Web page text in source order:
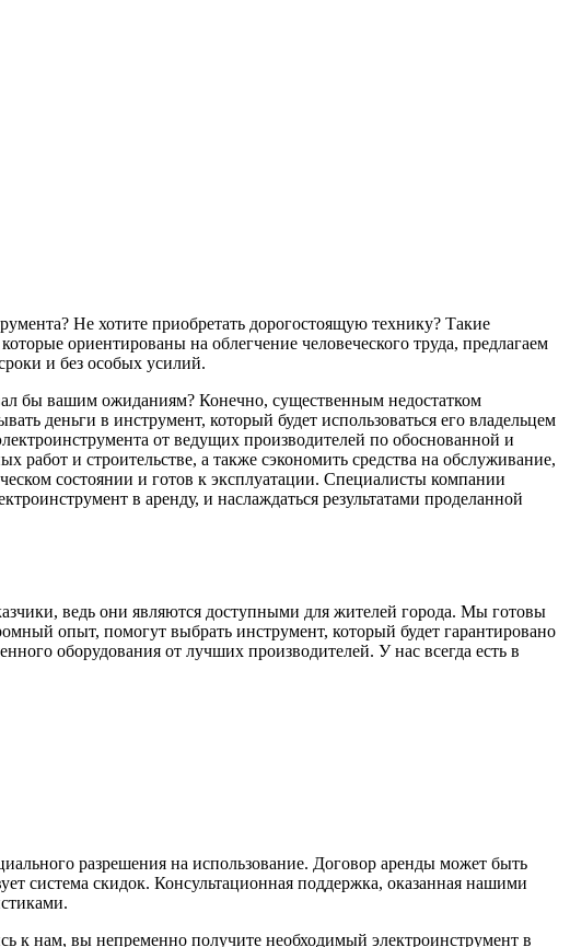
Не хотите приобретать дорогостоящую технику? Такие
ориентированы на облегчение человеческого труда, предлагаем
и без особых усилий.
бы вашим ожиданиям? Конечно, существенным недостатком
деньги в инструмент, который будет использоваться его владельцем
от ведущих производителей по обоснованной и
и строительстве, а также сэкономить средства на обслуживание,
состоянии и готов к эксплуатации. Специалисты компании
в аренду, и наслаждаться результатами проделанной
ведь они являются доступными для жителей города. Мы готовы
опыт, помогут выбрать инструмент, который будет гарантировано
оборудования от лучших производителей. У нас всегда есть в
разрешения на использование. Договор аренды может быть
система скидок. Консультационная поддержка, оказанная нашими
нам, вы непременно получите необходимый электроинструмент в